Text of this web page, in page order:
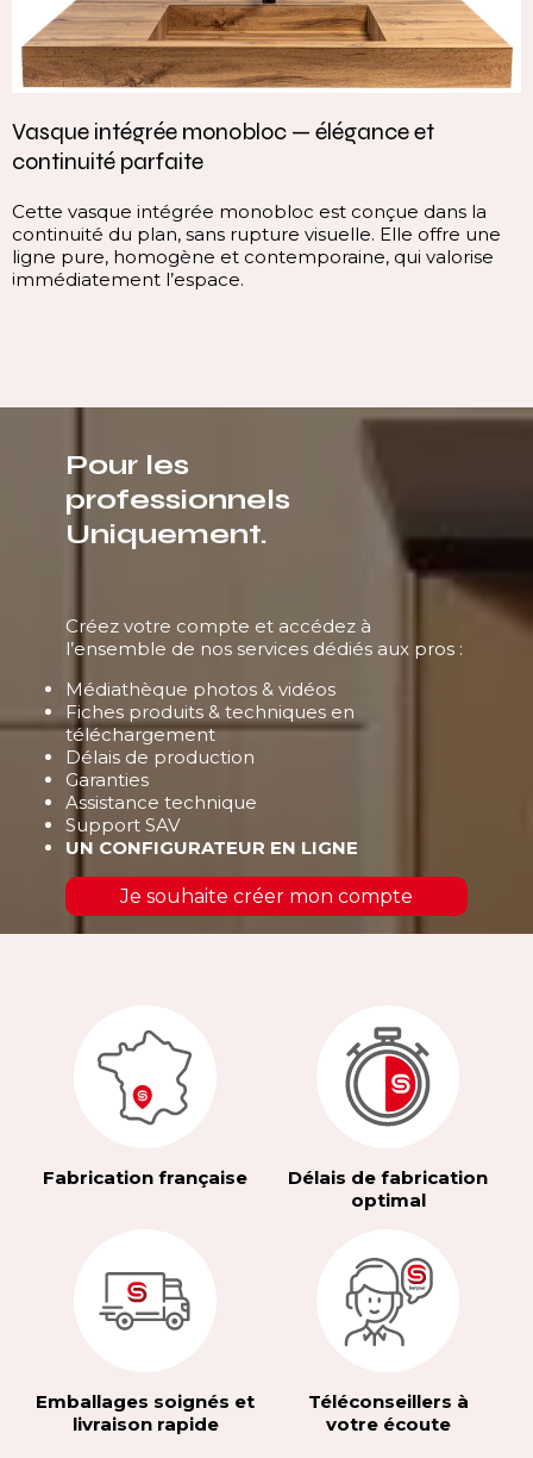
Vasque intégrée monobloc — élégance et
continuité parfaite
Cette vasque intégrée monobloc est conçue dans la
continuité du plan, sans rupture visuelle. Elle offre une
ligne pure, homogène et contemporaine, qui valorise
immédiatement l’espace.
Pour les
professionnels
Uniquement.
Créez votre compte et accédez à
l’ensemble de nos services dédiés aux pros :
Médiathèque photos & vidéos
Fiches produits & techniques en
téléchargement
Délais de production
Garanties
Assistance technique
Support SAV
UN CONFIGURATEUR EN LIGNE
Je souhaite créer mon compte
Fabrication française
Délais de fabrication
optimal
Emballages soignés et
livraison rapide
Téléconseillers à
votre écoute